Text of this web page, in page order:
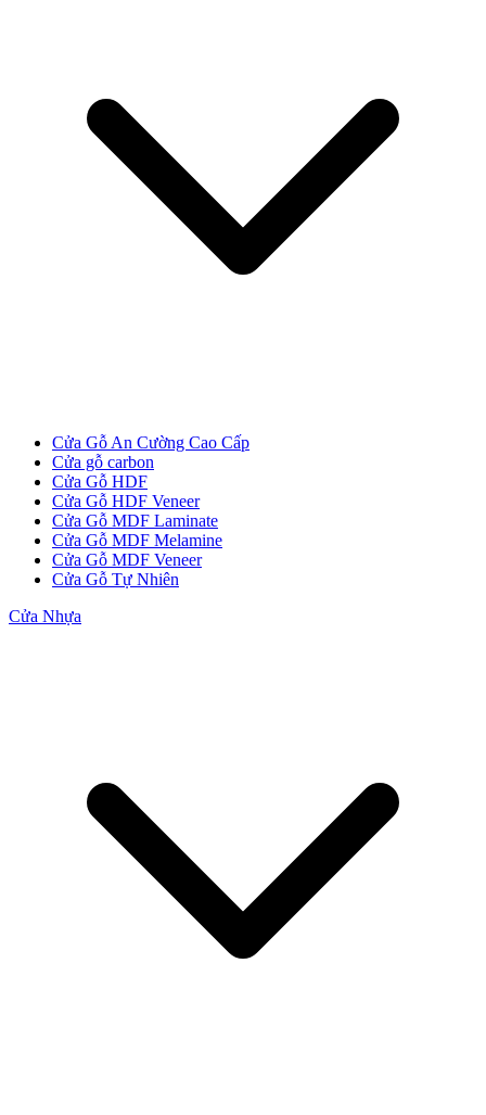
Cửa Gỗ An Cường Cao Cấp
Cửa gỗ carbon
Cửa Gỗ HDF
Cửa Gỗ HDF Veneer
Cửa Gỗ MDF Laminate
Cửa Gỗ MDF Melamine
Cửa Gỗ MDF Veneer
Cửa Gỗ Tự Nhiên
Cửa Nhựa